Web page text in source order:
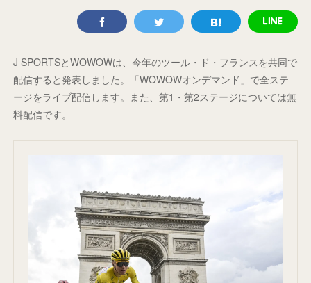
J SPORTSとWOWOWは、今年のツール・ド・フランスを共同で
配信すると発表しました。「WOWOWオンデマンド」で全ステ
ージをライブ配信します。また、第1・第2ステージについては無
料配信です。